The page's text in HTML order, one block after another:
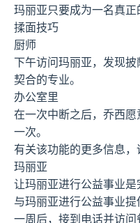
玛丽亚只要成为一名真
揉面技巧
厨师
下午访问玛丽亚，发现
契合的专业。
办公室里
在一次中断之后，乔西
一次。
有关该功能的更多信息，
玛丽亚
让玛丽亚进行公益事业是
与玛丽亚进行公益事业提
一周后，接到电话并访